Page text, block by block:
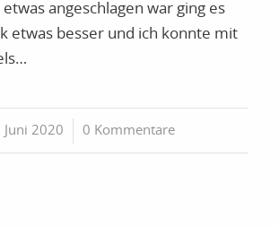
etwas angeschlagen war ging es
etwas besser und ich konnte mit
Juni 2020
/ 0 Kommentare